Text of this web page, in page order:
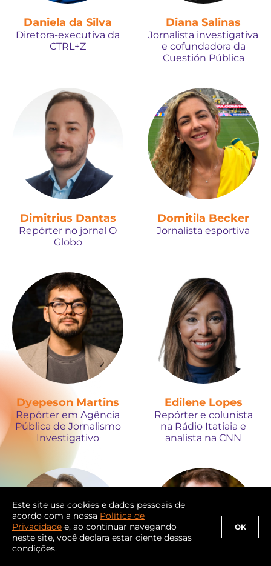
Daniela da Silva
Diretora-executiva da
CTRL+Z
Diana Salinas
Jornalista investigativa
e cofundadora da
Cuestión Pública
Dimitrius Dantas
Repórter no jornal O
Globo
Domitila Becker
Jornalista esportiva
Dyepeson Martins
Repórter em Agência
Pública de Jornalismo
Investigativo
Edilene Lopes
Repórter e colunista
na Rádio Itatiaia e
analista na CNN
Este site usa cookies e dados pessoais de
acordo com a nossa Política de
Privacidade e, ao continuar navegando
neste site, você declara estar ciente dessas
condições.
OK